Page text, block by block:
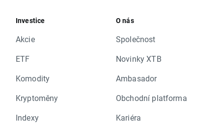
Investice
Akcie
ETF
Komodity
Kryptoměny
Indexy
O nás
Společnost
Novinky XTB
Ambasador
Obchodní platforma
Kariéra